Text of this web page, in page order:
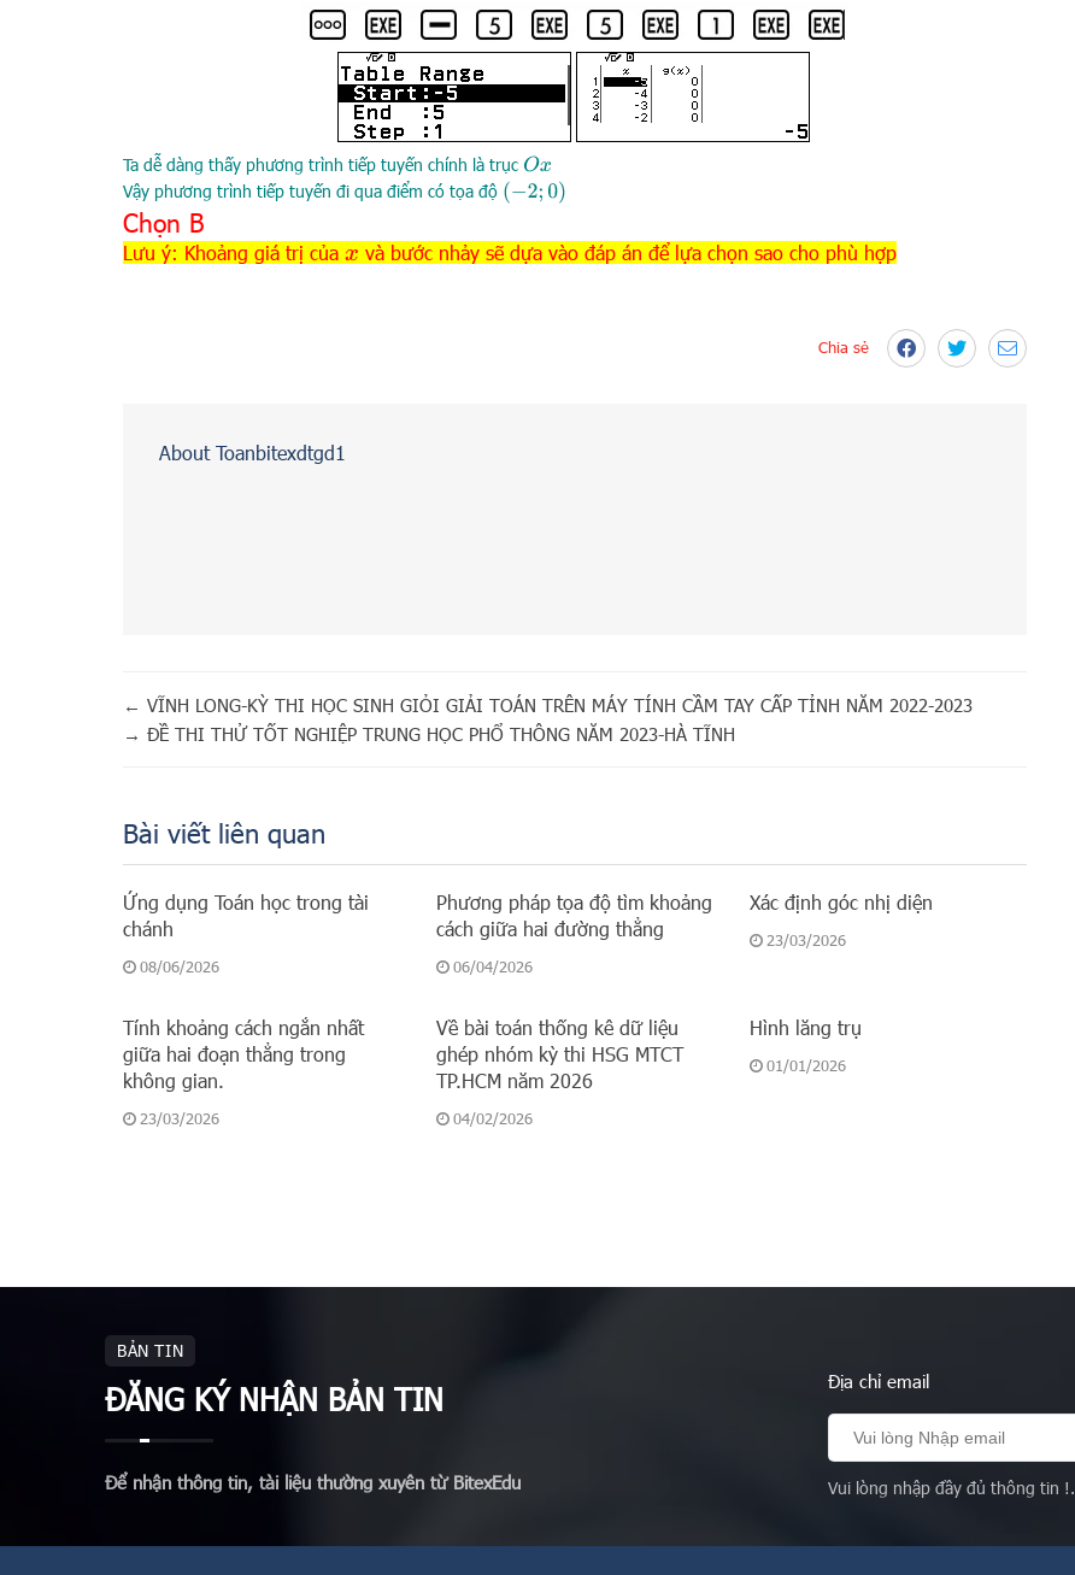
Ta dễ dàng thấy phương trình tiếp tuyến chính là trục Ox
Vậy phương trình tiếp tuyến đi qua điểm có tọa độ (−2;0 )
Chọn B
Lưu ý: Khoảng giá trị của x và bước nhảy sẽ dựa vào đáp án để lựa chọn sao cho phù hợp
Chia sẻ
About Toanbitexdtgd1
← VĨNH LONG-KỲ THI HỌC SINH GIỎI GIẢI TOÁN TRÊN MÁY TÍNH CẦM TAY CẤP TỈNH NĂM 2022-2023
→ ĐỀ THI THỬ TỐT NGHIỆP TRUNG HỌC PHỔ THÔNG NĂM 2023-HÀ TĨNH
Bài viết liên quan
Ứng dụng Toán học trong tài
chánh
08/06/2026
Phương pháp tọa độ tìm khoảng
cách giữa hai đường thẳng
06/04/2026
Xác định góc nhị diện
23/03/2026
Tính khoảng cách ngắn nhất
giữa hai đoạn thẳng trong
không gian.
23/03/2026
Về bài toán thống kê dữ liệu
ghép nhóm kỳ thi HSG MTCT
TP.HCM năm 2026
04/02/2026
Hình lăng trụ
01/01/2026
BẢN TIN
ĐĂNG KÝ NHẬN BẢN TIN
Để nhận thông tin, tài liệu thường xuyên từ BitexEdu
Địa chỉ email
Vui lòng nhập đầy đủ thông tin !.